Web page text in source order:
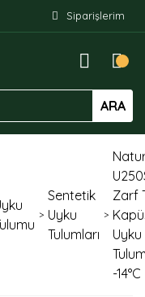
Siparişlerim
ARA
Sentetik
Uyku
Tulumları
Zarf
Uyku
-14°C